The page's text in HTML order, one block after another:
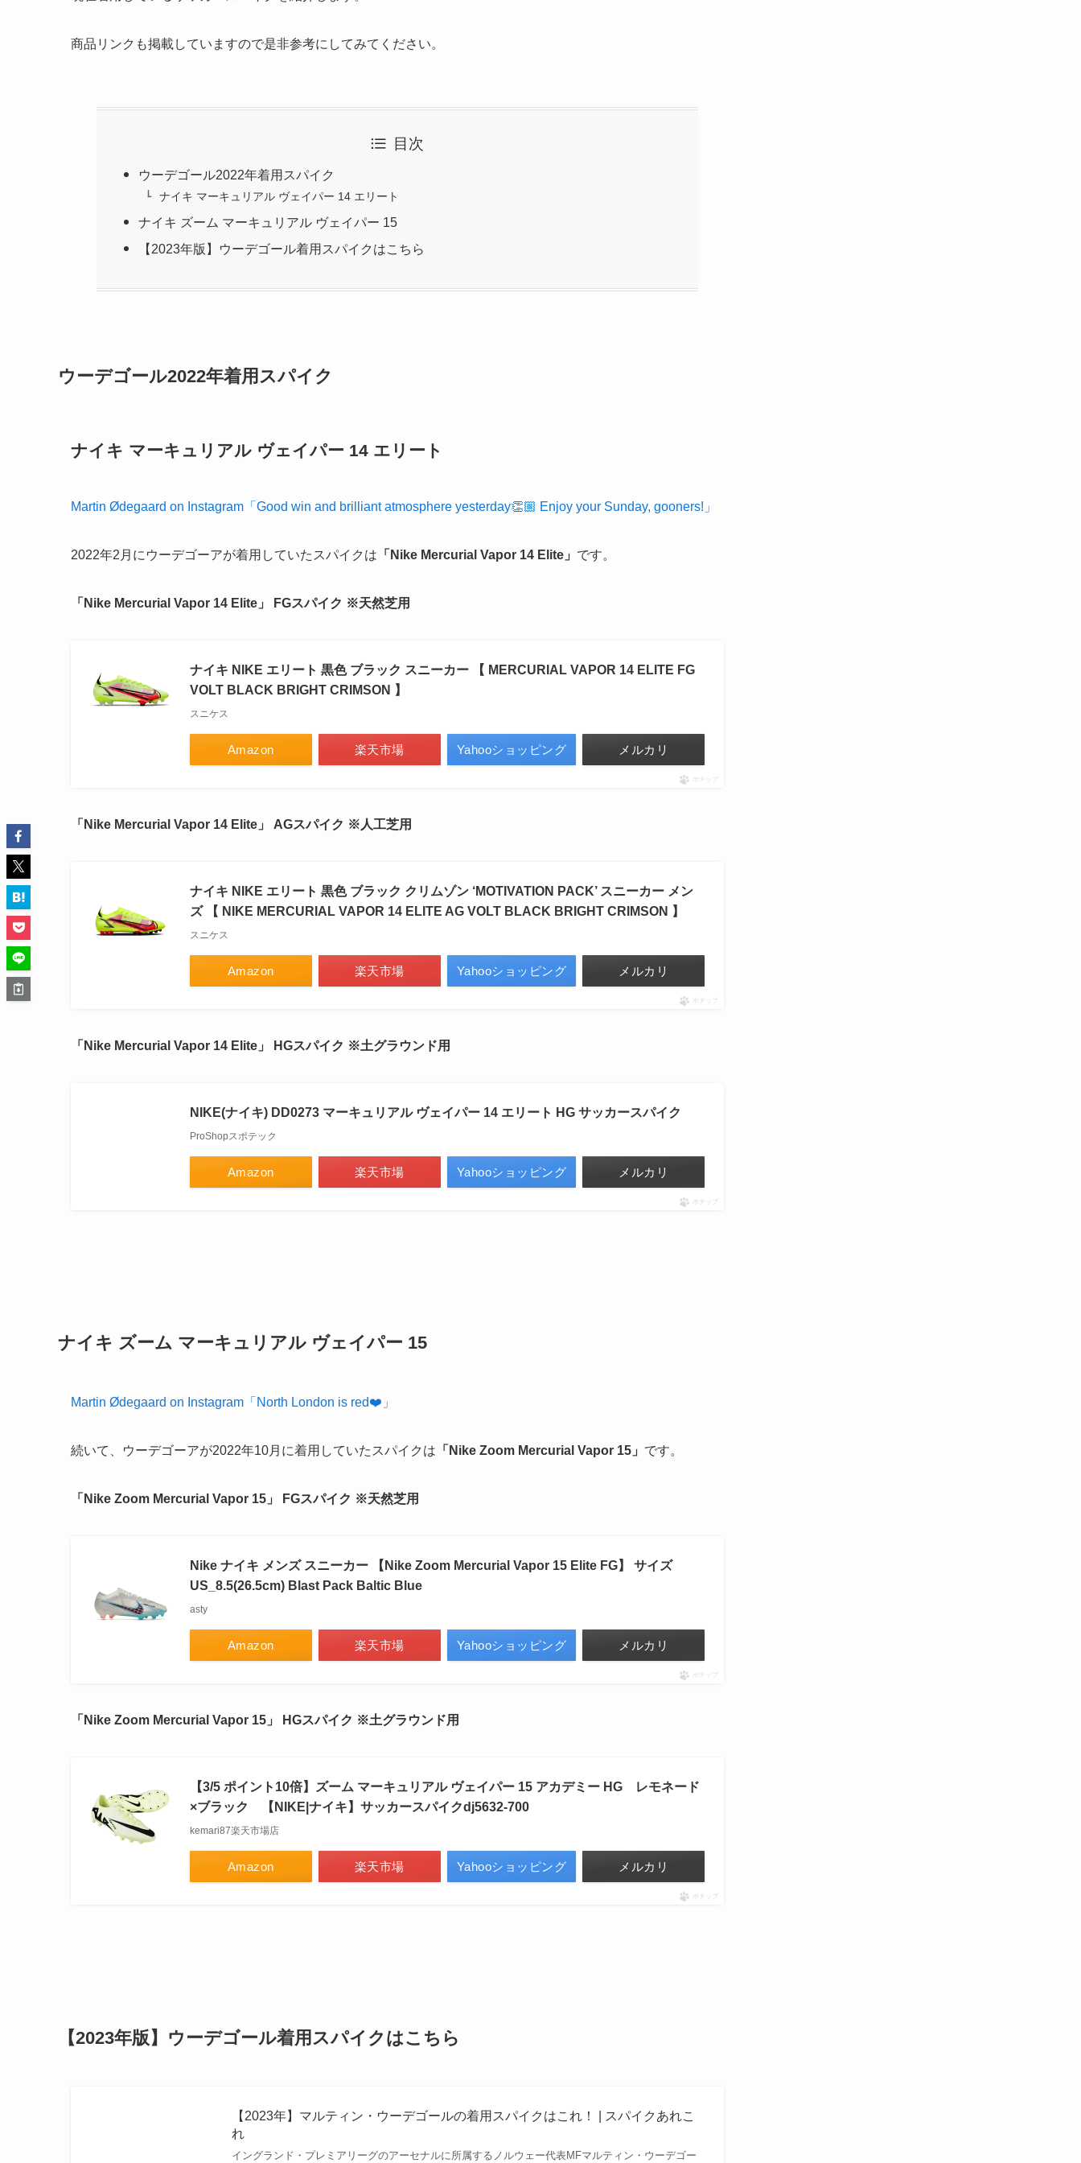
商品リンクも掲載していますので是非参考にしてみてください。
目次
ウーデゴール2022年着用スパイク
ナイキ マーキュリアル ヴェイパー 14 エリート
ナイキ ズーム マーキュリアル ヴェイパー 15
【2023年版】ウーデゴール着用スパイクはこちら
ウーデゴール2022年着用スパイク
ナイキ マーキュリアル ヴェイパー 14 エリート
Martin Ødegaard on Instagram「Good win and brilliant atmosphere yesterday👏🏼 Enjoy your Sunday, gooners!」
2022年2月にウーデゴーアが着用していたスパイクは 「Nike Mercurial Vapor 14 Elite」 です。
「Nike Mercurial Vapor 14 Elite」 FGスパイク ※天然芝用
ナイキ NIKE エリート 黒色 ブラック スニーカー 【 MERCURIAL VAPOR 14 ELITE FG
VOLT BLACK BRIGHT CRIMSON 】
スニケス
Amazon 楽天市場 Yahooショッピング メルカリ
ポチップ
「Nike Mercurial Vapor 14 Elite」 AGスパイク ※人工芝用
ナイキ NIKE エリート 黒色 ブラック クリムゾン ‘MOTIVATION PACK’ スニーカー メン
ズ 【 NIKE MERCURIAL VAPOR 14 ELITE AG VOLT BLACK BRIGHT CRIMSON 】
スニケス
Amazon 楽天市場 Yahooショッピング メルカリ
ポチップ
「Nike Mercurial Vapor 14 Elite」 HGスパイク ※土グラウンド用
NIKE(ナイキ) DD0273 マーキュリアル ヴェイパー 14 エリート HG サッカースパイク
ProShopスポテック
Amazon 楽天市場 Yahooショッピング メルカリ
ポチップ
ナイキ ズーム マーキュリアル ヴェイパー 15
Martin Ødegaard on Instagram「North London is red❤️」
続いて、ウーデゴーアが2022年10月に着用していたスパイクは 「Nike Zoom Mercurial Vapor 15」 です。
「Nike Zoom Mercurial Vapor 15」 FGスパイク ※天然芝用
Nike ナイキ メンズ スニーカー 【Nike Zoom Mercurial Vapor 15 Elite FG】 サイズ
US_8.5(26.5cm) Blast Pack Baltic Blue
asty
Amazon 楽天市場 Yahooショッピング メルカリ
ポチップ
「Nike Zoom Mercurial Vapor 15」 HGスパイク ※土グラウンド用
【3/5 ポイント10倍】ズーム マーキュリアル ヴェイパー 15 アカデミー HG レモネード
×ブラック 【NIKE|ナイキ】サッカースパイクdj5632-700
kemari87楽天市場店
Amazon 楽天市場 Yahooショッピング メルカリ
ポチップ
【2023年版】ウーデゴール着用スパイクはこちら
【2023年】マルティン・ウーデゴールの着用スパイクはこれ！ | スパイクあれこ
れ
イングランド・プレミアリーグのアーセナルに所属するノルウェー代表MFマルティン・ウーデゴー